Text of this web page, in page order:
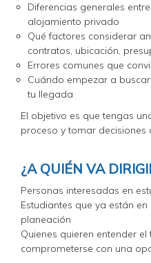
Diferencias generales
alojamiento privado
Qué factores considerar
contratos, ubicación,
Errores comunes que
Cuándo empezar a
tu llegada
El objetivo es que tengas
proceso y tomar decisiones
¿A QUIÉN VA
Personas interesadas en
Estudiantes que ya están
planeación
Quienes quieren entender
comprometerse con una